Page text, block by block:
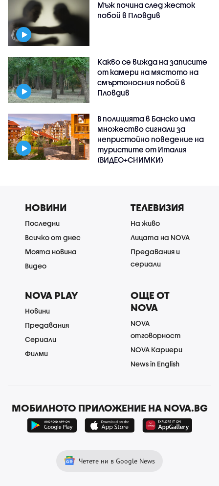
Мъж почина след жесток
побой в Пловдив
Какво се вижда на записите
от камери на мястото на
смъртоносния побой в
Пловдив
В полицията в Банско има
множество сигнали за
непристойно поведение на
туристите от Италия
(ВИДЕО+СНИМКИ)
НОВИНИ
Последни
Всичко от днес
Моята новина
Видео
ТЕЛЕВИЗИЯ
На живо
Лицата на NOVA
Предавания и
сериали
NOVA PLAY
Новини
Предавания
Сериали
Филми
ОЩЕ ОТ
NOVA
NOVA
отговорност
NOVA Кариери
News in English
МОБИЛНОТО ПРИЛОЖЕНИЕ НА NOVA.BG
Четете ни в Google News